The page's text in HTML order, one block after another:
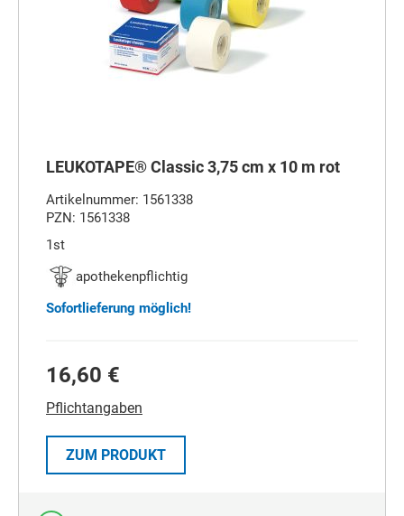
LEUKOTAPE® Classic 3,75 cm x 10 m rot
Artikelnummer: 1561338
PZN: 1561338
1st
apothekenpflichtig
Sofortlieferung möglich!
16,60 €
Pflichtangaben
ZUM PRODUKT